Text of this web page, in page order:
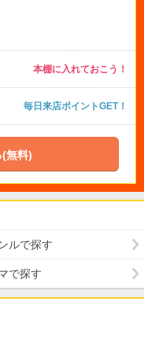
本棚に入れておこう！
毎日来店ポイントGET！
無料)
ルで探す
で探す